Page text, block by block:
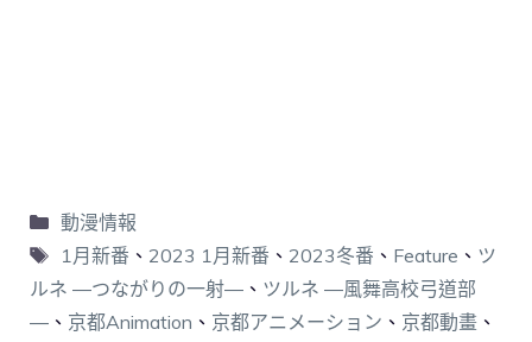
動漫情報
1月新番 、 2023 1月新番 、 2023冬番 、 Feature 、 ツ
ルネ ―つながりの一射― 、 ツルネ ―風舞高校弓道部
― 、 京都Animation 、 京都アニメーション 、 京都動畫 、